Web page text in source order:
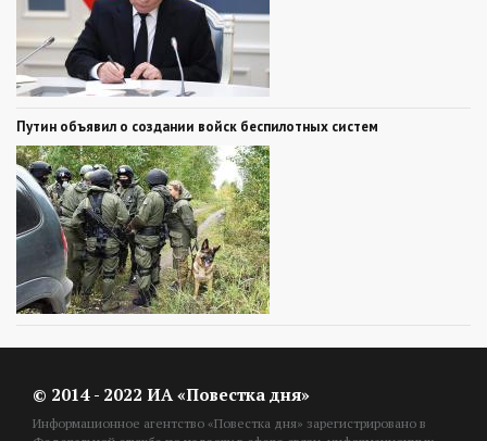
Путин объявил о создании войск беспилотных систем
© 2014 - 2022 ИА «Повестка дня»
Информационное агентство «Повестка дня» зарегистрировано в